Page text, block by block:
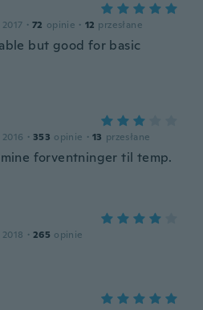
· 72 opinie · 12 przesłane
but good for basic
· 353 opinie · 13 przesłane
forventninger til temp.
· 265 opinie